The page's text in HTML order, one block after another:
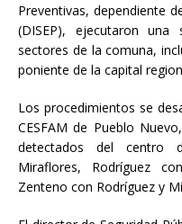
Preventivas, dependiente
(DISEP), ejecutaron
sectores de la comuna,
poniente de la capital
Los procedimientos se
CESFAM de Pueblo
detectados del centro
Miraflores, Rodríguez
Zenteno con Rodríguez y